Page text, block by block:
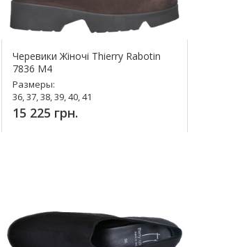
Черевики Жіночі Thierry Rabotin
7836 M4
Размеры:
36, 37, 38, 39, 40, 41
15 225 грн.